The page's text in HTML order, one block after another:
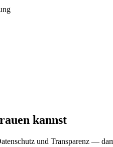
kannst
und Transparenz —